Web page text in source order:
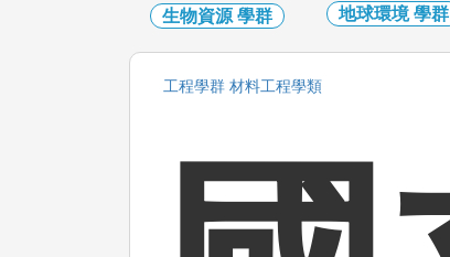
地球環境 學群 建築設計學群
工程學群 材料工程學類